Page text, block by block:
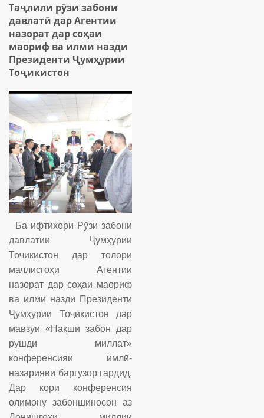
Таҷлили рӯзи забони
давлатӣ дар Агентии
назорат дар соҳаи
маориф ва илми назди
Президенти Ҷумҳурии
Тоҷикистон
Ба ифтихори Рӯзи забони
давлатии Ҷумҳурии
Тоҷикистон дар толори
маҷлисгоҳи Агентии
назорат дар соҳаи маориф
ва илми назди Президенти
Ҷумҳурии Тоҷикистон дар
мавзуи «Нақши забон дар
рушди миллат»
конференсияи имлӣ-
назариявӣ баргузор гардид.
Дар кори конференсия
олимону забоншиносон аз